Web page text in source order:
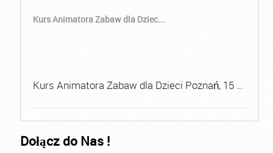
Kurs Animatora Zabaw dla Dziec...
Kurs Animatora Zabaw dla Dzieci Poznań, 15 …
Dołącz do Nas !